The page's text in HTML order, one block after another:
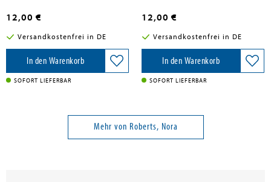
12,00 €
Versandkostenfrei in DE
In den Warenkorb
SOFORT LIEFERBAR
12,00 €
Versandkostenfrei in DE
In den Warenkorb
SOFORT LIEFERBAR
Mehr von Roberts, Nora